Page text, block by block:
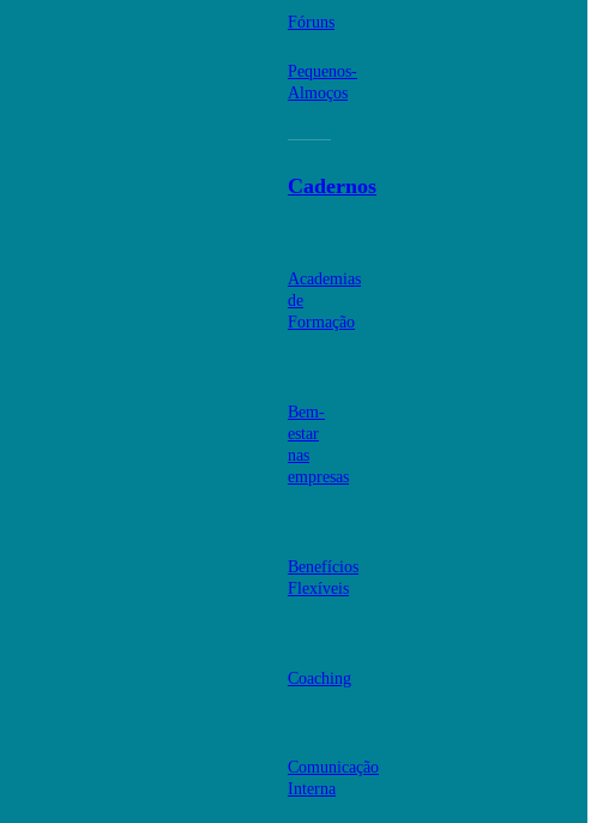
Fóruns
Pequenos-
Almoços
Cadernos
Academias
de
Formação
Bem-
estar
nas
empresas
Benefícios
Flexíveis
Coaching
Comunicação
Interna